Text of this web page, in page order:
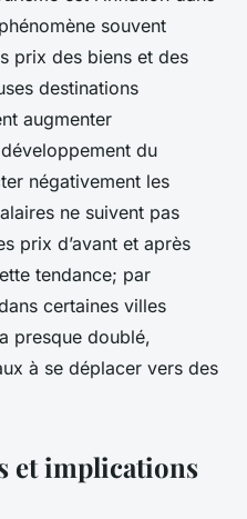
souvent
prix des biens et des
destinations
augmenter
du
négativement les
ne suivent pas
prix d’avant et après
tendance; par
certaines villes
presque doublé,
à se déplacer vers des
et implications